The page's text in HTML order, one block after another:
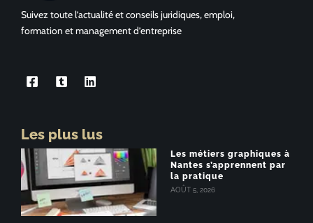
Suivez toute l’actualité et conseils juridiques, emploi,
formation et management d’entreprise
Les plus lus
Les métiers graphiques à
Nantes s’apprennent par
la pratique
AOÛT 5, 2026